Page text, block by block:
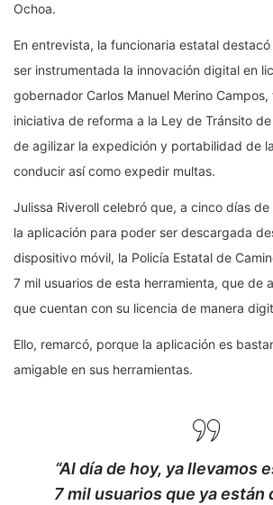
Ochoa.
En entrevista, la funcionaria estatal
ser instrumentada la innovación digital en
gobernador Carlos Manuel Merino Campos,
iniciativa de reforma a la Ley de Tránsito
de agilizar la expedición y portabilidad de
conducir así como expedir multas.
Julissa Riveroll celebró que, a cinco días
la aplicación para poder ser descargada
dispositivo móvil, la Policía Estatal de
7 mil usuarios de esta herramienta, que de
que cuentan con su licencia de manera
Ello, remarcó, porque la aplicación es
amigable en sus herramientas.
“Al día de hoy, ya llevamos
7 mil usuarios que ya están